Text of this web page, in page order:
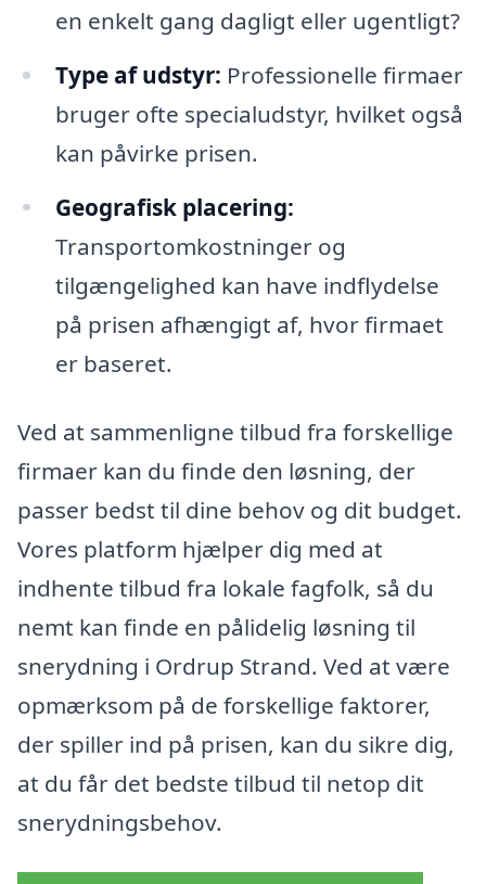
en enkelt gang dagligt eller ugentligt?
Type af udstyr: Professionelle firmaer
bruger ofte specialudstyr, hvilket også
kan påvirke prisen.
Geografisk placering:
Transportomkostninger og
tilgængelighed kan have indflydelse
på prisen afhængigt af, hvor firmaet
er baseret.
Ved at sammenligne tilbud fra forskellige
firmaer kan du finde den løsning, der
passer bedst til dine behov og dit budget.
Vores platform hjælper dig med at
indhente tilbud fra lokale fagfolk, så du
nemt kan finde en pålidelig løsning til
snerydning i Ordrup Strand. Ved at være
opmærksom på de forskellige faktorer,
der spiller ind på prisen, kan du sikre dig,
at du får det bedste tilbud til netop dit
snerydningsbehov.